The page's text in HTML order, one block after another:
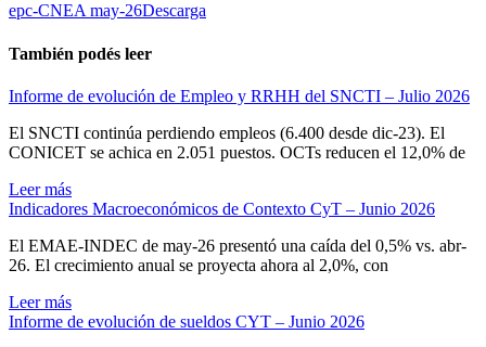
epc-CNEA may-26Descarga
También podés leer
Informe de evolución de Empleo y RRHH del SNCTI – Julio 2026
El SNCTI continúa perdiendo empleos (6.400 desde dic-23). El
CONICET se achica en 2.051 puestos. OCTs reducen el 12,0% de
Leer más
Indicadores Macroeconómicos de Contexto CyT – Junio 2026
El EMAE-INDEC de may-26 presentó una caída del 0,5% vs. abr-
26. El crecimiento anual se proyecta ahora al 2,0%, con
Leer más
Informe de evolución de sueldos CYT – Junio 2026